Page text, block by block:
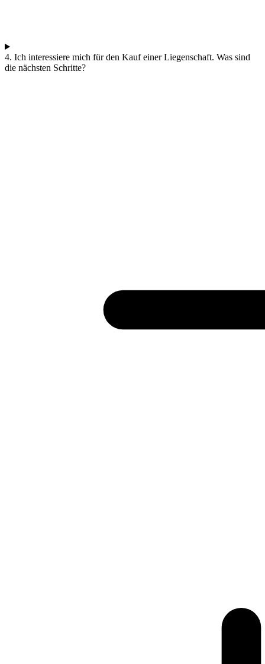
4. Ich interessiere mich für den Kauf einer Liegenschaft. Was sind
die nächsten Schritte?